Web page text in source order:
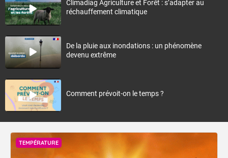
Climadiag Agriculture et Forêt : s’adapter au
réchauffement climatique
De la pluie aux inondations : un phénomène
devenu extrême
Comment prévoit-on le temps ?
TEMPÉRATURE